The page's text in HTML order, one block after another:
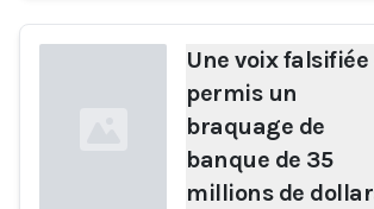
Une voix falsifiée
permis un
braquage de
banque de 35
millions de